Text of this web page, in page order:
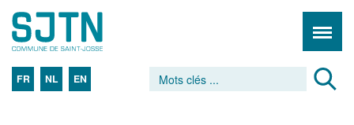
FR NL EN